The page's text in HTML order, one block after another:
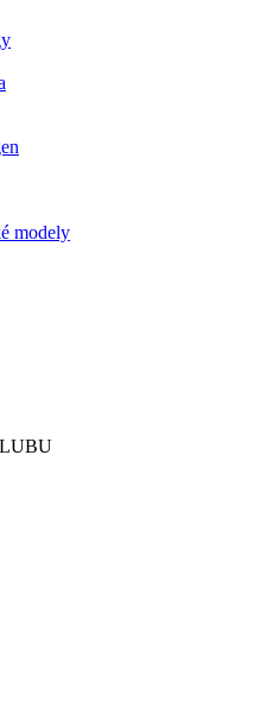
modely